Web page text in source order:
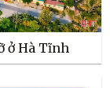
ở Hà Tĩnh